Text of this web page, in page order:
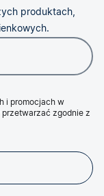
produktach,
i promocjach w
zgodnie z